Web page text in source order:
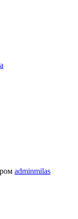
adminmilas